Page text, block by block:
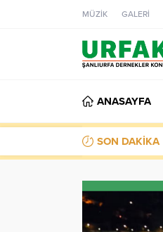
MÜZİK GALERİ
ANASAYFA
SON DAKİKA